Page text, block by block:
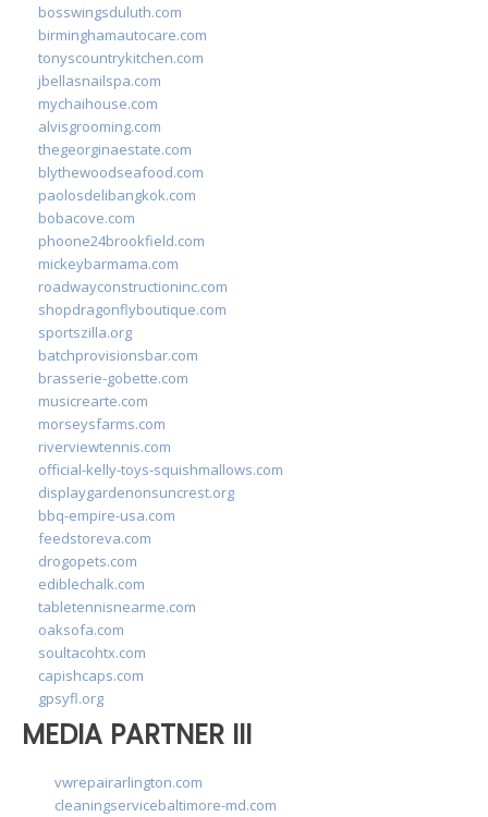
bosswingsduluth.com
birminghamautocare.com
tonyscountrykitchen.com
jbellasnailspa.com
mychaihouse.com
alvisgrooming.com
thegeorginaestate.com
blythewoodseafood.com
paolosdelibangkok.com
bobacove.com
phoone24brookfield.com
mickeybarmama.com
roadwayconstructioninc.com
shopdragonflyboutique.com
sportszilla.org
batchprovisionsbar.com
brasserie-gobette.com
musicrearte.com
morseysfarms.com
riverviewtennis.com
official-kelly-toys-squishmallows.com
displaygardenonsuncrest.org
bbq-empire-usa.com
feedstoreva.com
drogopets.com
ediblechalk.com
tabletennisnearme.com
oaksofa.com
soultacohtx.com
capishcaps.com
gpsyfl.org
MEDIA PARTNER III
vwrepairarlington.com
cleaningservicebaltimore-md.com